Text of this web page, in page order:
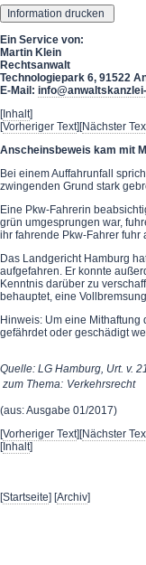
Ein Service von:
Martin Klein
Rechtsanwalt
Technologiepark 6, 91522
E-Mail:
[Inhalt]
[Vorheriger Text][Nächster
Anscheinsbeweis kam mit
Bei einem Auffahrunfall
zwingenden Grund stark
Eine Pkw-Fahrerin
grün umgesprungen war,
ihr fahrende Pkw-Fahrer fuhr
Das Landgericht Hamburg
aufgefahren. Er konnte
Kenntnis darüber zu
behauptet, eine
Hinweis: Um eine
gefährdet oder geschädigt
Quelle: LG Hamburg, Urt. v.
zum Thema: Verkehrsrecht
(aus: Ausgabe 01/2017)
[Vorheriger Text][Nächster
[Inhalt]
[Startseite] [Archiv]